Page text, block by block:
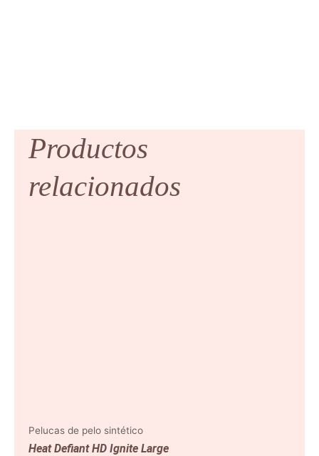
Productos
relacionados
Pelucas de pelo sintético
Heat Defiant HD Ignite Large